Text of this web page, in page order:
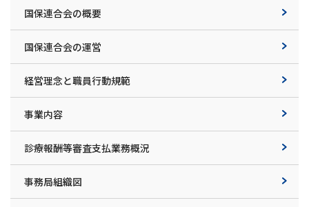
国保連合会の概要
国保連合会の運営
経営理念と職員行動規範
事業内容
診療報酬等審査支払業務概況
事務局組織図